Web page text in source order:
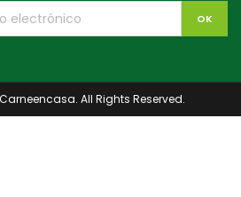
All Rights Reserved.